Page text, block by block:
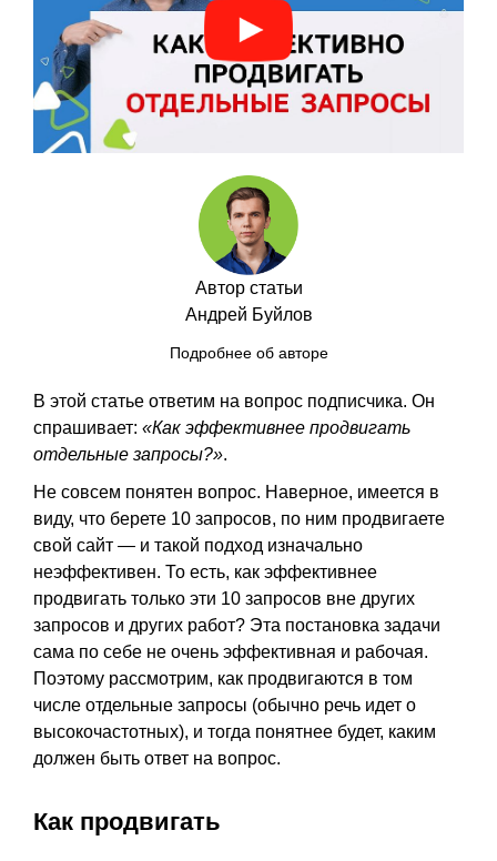
Автор статьи
Андрей Буйлов
Подробнее об авторе
В этой статье ответим на вопрос подписчика. Он
спрашивает: «Как эффективнее продвигать
отдельные запросы?».
Не совсем понятен вопрос. Наверное, имеется в
виду, что берете 10 запросов, по ним продвигаете
свой сайт — и такой подход изначально
неэффективен. То есть, как эффективнее
продвигать только эти 10 запросов вне других
запросов и других работ? Эта постановка задачи
сама по себе не очень эффективная и рабочая.
Поэтому рассмотрим, как продвигаются в том
числе отдельные запросы (обычно речь идет о
высокочастотных), и тогда понятнее будет, каким
должен быть ответ на вопрос.
Как продвигать